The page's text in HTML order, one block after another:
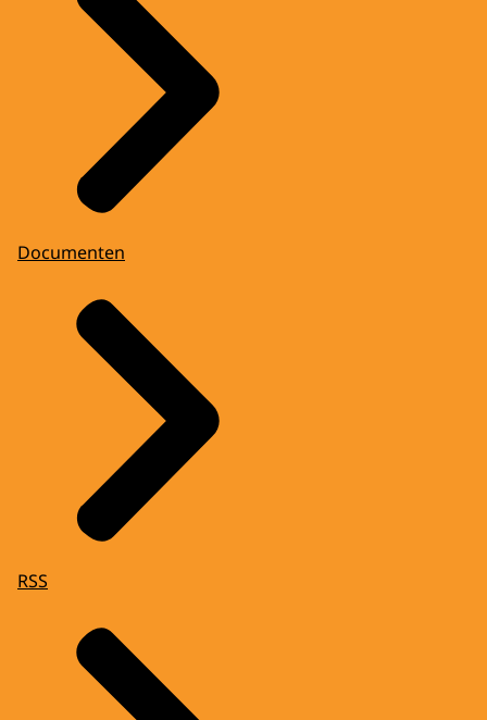
Documenten
RSS